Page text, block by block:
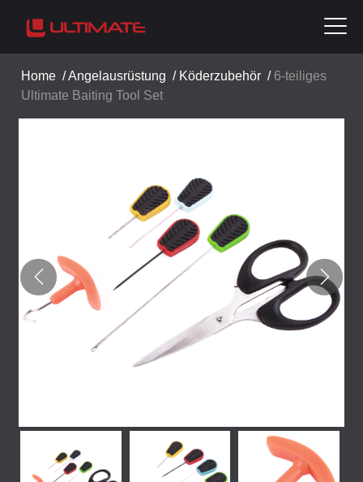
Home /Angelausrüstung / Köderzubehör / 6-teiliges
Ultimate Baiting Tool Set